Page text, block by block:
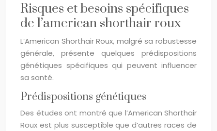
Risques et besoins spécifiques
de l’american shorthair roux
L’American Shorthair Roux, malgré sa robustesse
générale, présente quelques prédispositions
génétiques spécifiques qui peuvent influencer
sa santé.
Prédispositions génétiques
Des études ont montré que l’American Shorthair
Roux est plus susceptible que d’autres races de